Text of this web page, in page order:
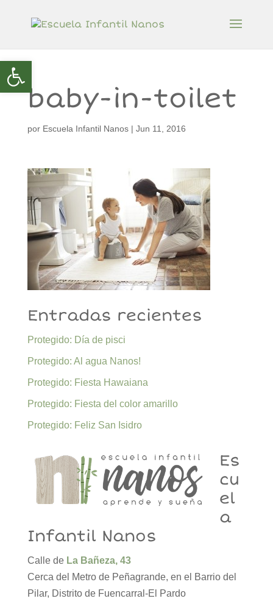
Abrir barra de herramientas
baby-in-toilet
por Escuela Infantil Nanos| Jun 11, 2016
Entradas recientes
Protegido: Día de pisci
Protegido: Al agua Nanos!
Protegido: Fiesta Hawaiana
Protegido: Fiesta del color amarillo
Protegido: Feliz San Isidro
Es
cu
el
a
Infantil Nanos
Calle de La Bañeza, 43
Cerca del Metro de Peñagrande, en el Barrio del
Pilar, Distrito de Fuencarral-El Pardo